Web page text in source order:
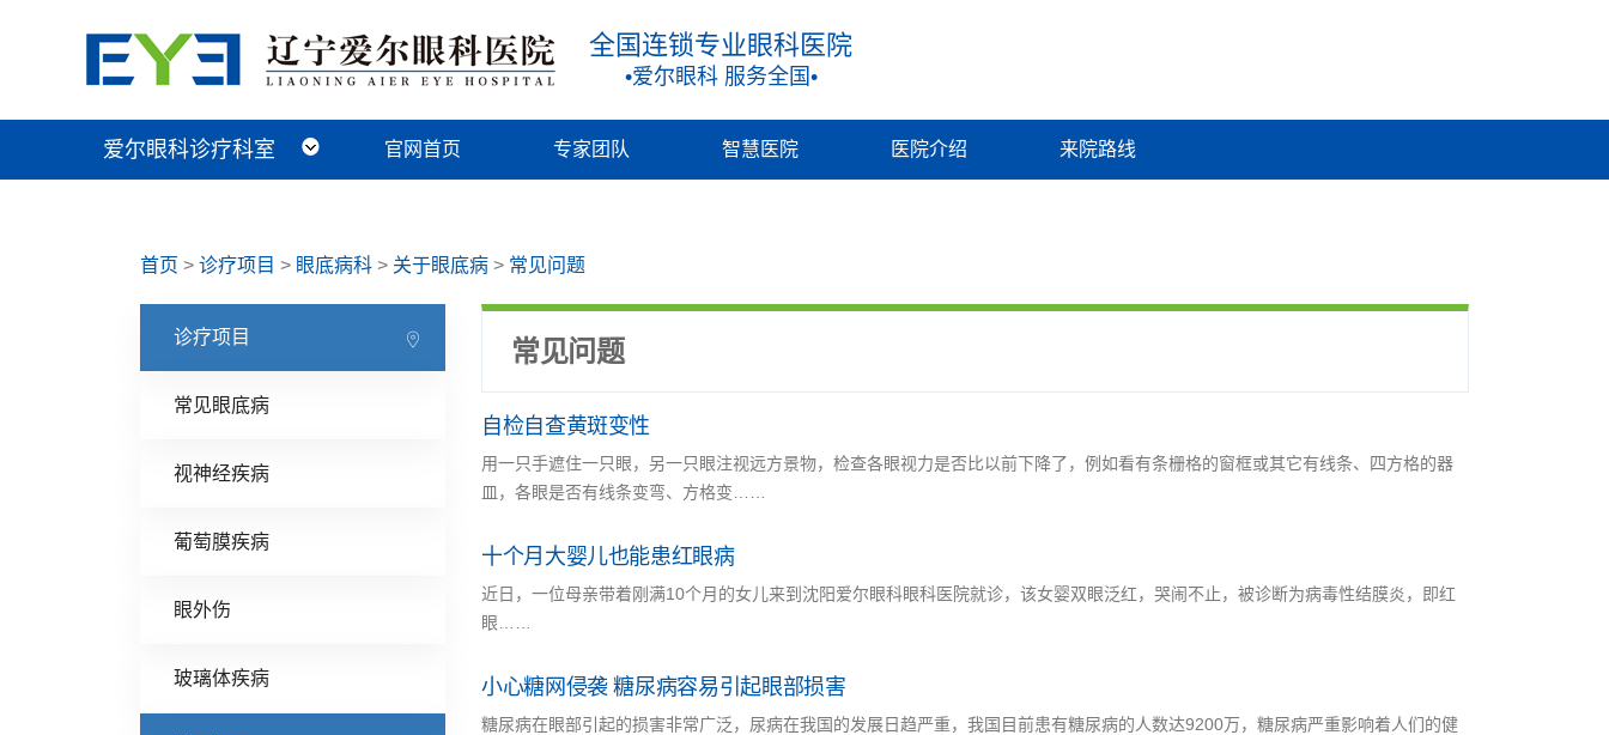
全国连锁专业眼科医院
•爱尔眼科 服务全国•
爱尔眼科诊疗科室
近视手术科
视光及小儿眼病科
白内障科
青光眼科
角膜眼表科
整形眼眶科
眼底病科
中医眼科 官网首页 专家团队 智慧医院 医院介绍 来院路线
首页 > 诊疗项目 > 眼底病科 > 关于眼底病 > 常见问题
诊疗项目
常见眼底病
视神经疾病
葡萄膜疾病
眼外伤
玻璃体疾病
常见问题
自检自查黄斑变性
用一只手遮住一只眼，另一只眼注视远方景物，检查各眼视力是否比以前下降了，例如看有条栅格的窗框或其它有线条、四方格的器
皿，各眼是否有线条变弯、方格变……
十个月大婴儿也能患红眼病
近日，一位母亲带着刚满10个月的女儿来到沈阳爱尔眼科眼科医院就诊，该女婴双眼泛红，哭闹不止，被诊断为病毒性结膜炎，即红
眼……
小心糖网侵袭 糖尿病容易引起眼部损害
糖尿病在眼部引起的损害非常广泛，尿病在我国的发展日趋严重，我国目前患有糖尿病的人数达9200万，糖尿病严重影响着人们的健